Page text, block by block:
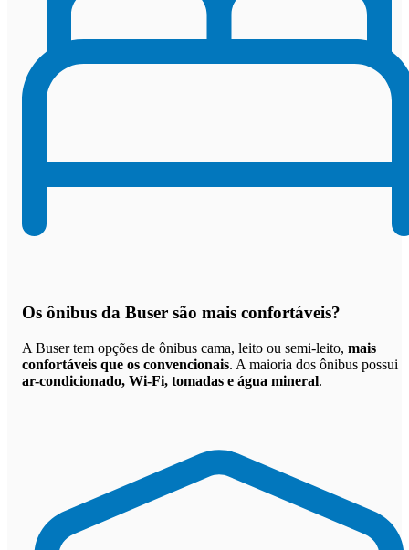
Os ônibus da Buser são mais confortáveis?
A Buser tem opções de ônibus cama, leito ou semi-leito, mais
confortáveis que os convencionais. A maioria dos ônibus possui
ar-condicionado, Wi-Fi, tomadas e água mineral.